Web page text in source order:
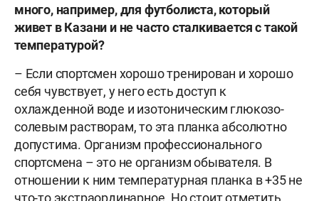
много, например, для футболиста, который
живет в Казани и не часто сталкивается с такой
температурой?
– Если спортсмен хорошо тренирован и хорошо
себя чувствует, у него есть доступ к
охлажденной воде и изотоническим глюкозо-
солевым растворам, то эта планка абсолютно
допустима. Организм профессионального
спортсмена – это не организм обывателя. В
отношении к ним температурная планка в +35 не
что-то экстраординарное. Но стоит отметить,